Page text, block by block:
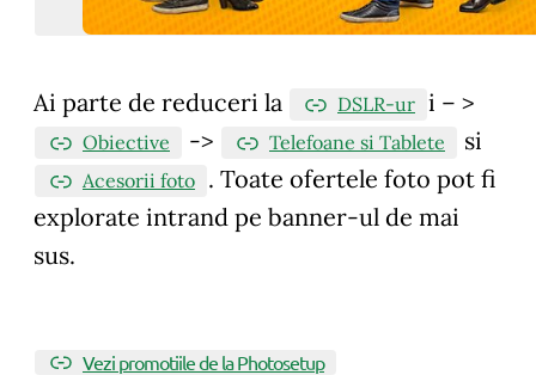
Ai parte de reduceri la DSLR-ur i – >
Obiective -> Telefoane si Tablete si
Acesorii foto . Toate ofertele foto pot fi
explorate intrand pe banner-ul de mai
sus.
Vezi promotiile de la Photosetup